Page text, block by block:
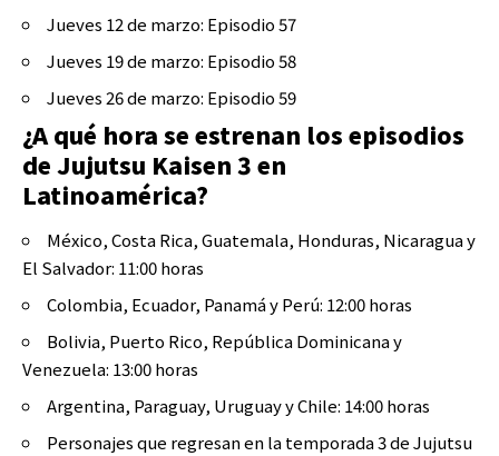
Jueves 12 de marzo: Episodio 57
Jueves 19 de marzo: Episodio 58
Jueves 26 de marzo: Episodio 59
¿A qué hora se estrenan los episodios
de Jujutsu Kaisen 3 en
Latinoamérica?
México, Costa Rica, Guatemala, Honduras, Nicaragua y
El Salvador: 11:00 horas
Colombia, Ecuador, Panamá y Perú: 12:00 horas
Bolivia, Puerto Rico, República Dominicana y
Venezuela: 13:00 horas
Argentina, Paraguay, Uruguay y Chile: 14:00 horas
Personajes que regresan en la temporada 3 de Jujutsu